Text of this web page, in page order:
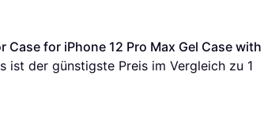
Case for iPhone 12 Pro Max Gel Case with
ist der günstigste Preis im Vergleich zu 1